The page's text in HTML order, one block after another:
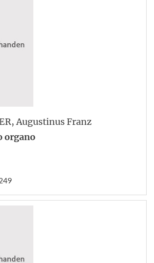
, Augustinus Franz
organo